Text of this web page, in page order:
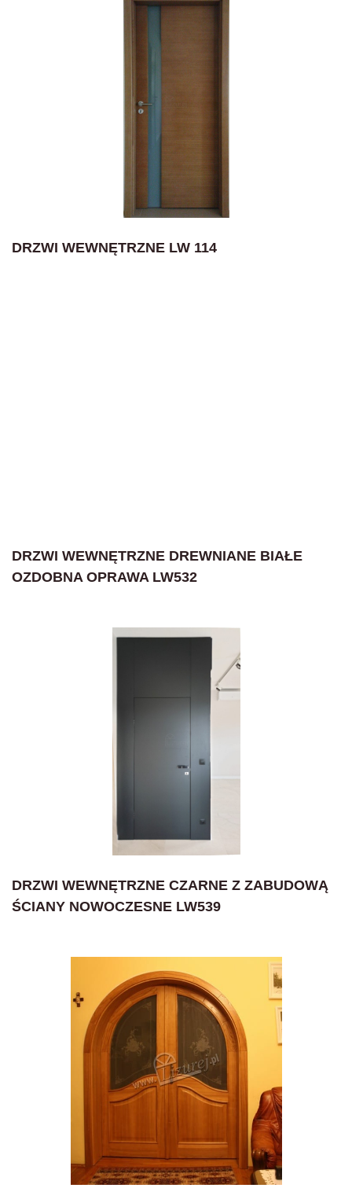
DRZWI WEWNĘTRZNE LW 114
DRZWI WEWNĘTRZNE DREWNIANE BIAŁE
OZDOBNA OPRAWA LW532
DRZWI WEWNĘTRZNE CZARNE Z ZABUDOWĄ
ŚCIANY NOWOCZESNE LW539